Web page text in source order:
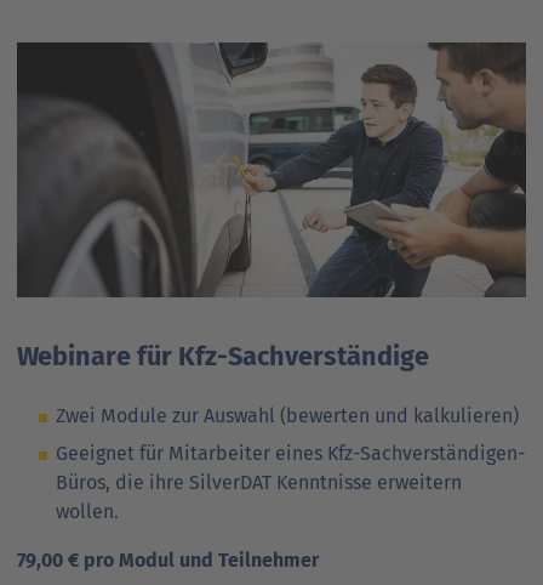
Webinare für Kfz-Sachverständige
Zwei Module zur Auswahl (bewerten und kalkulieren)
Geeignet für Mitarbeiter eines Kfz-Sachverständigen-
Büros, die ihre SilverDAT Kenntnisse erweitern
wollen.
79,00 € pro Modul und Teilnehmer